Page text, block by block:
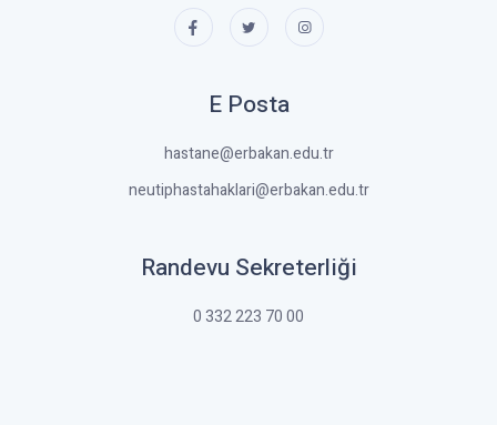
E Posta
hastane@erbakan.edu.tr
neutiphastahaklari@erbakan.edu.tr
Randevu Sekreterliği
0 332 223 70 00